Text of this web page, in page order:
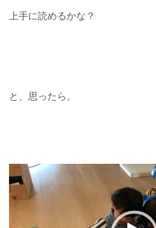
上手に読めるかな？
と、思ったら。
動
画